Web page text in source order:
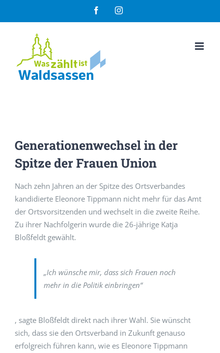
FacebookInstagram
Generationenwechsel in der
Spitze der Frauen Union
Nach zehn Jahren an der Spitze des Ortsverbandes
kandidierte Eleonore Tippmann nicht mehr für das Amt
der Ortsvorsitzenden und wechselt in die zweite Reihe.
Zu ihrer Nachfolgerin wurde die 26-jährige Katja
Bloßfeldt gewählt.
„Ich wünsche mir, dass sich Frauen noch
mehr in die Politik einbringen“
, sagte Bloßfeldt direkt nach ihrer Wahl. Sie wünscht
sich, dass sie den Ortsverband in Zukunft genauso
erfolgreich führen kann, wie es Eleonore Tippmann